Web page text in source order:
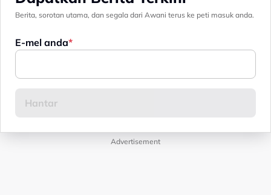
Berita, sorotan utama, dan segala dari Awani terus ke peti masuk anda.
E-mel anda
Advertisement